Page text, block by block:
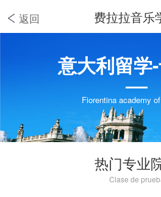
返回 费拉拉音乐
意大利留学
Fiorentina academy
热门专业
Clase de